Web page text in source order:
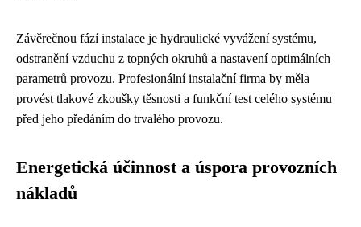
Závěrečnou fází instalace je hydraulické vyvážení systému,
odstranění vzduchu z topných okruhů a nastavení optimálních
parametrů provozu. Profesionální instalační firma by měla
provést tlakové zkoušky těsnosti a funkční test celého systému
před jeho předáním do trvalého provozu.
Energetická účinnost a úspora provozních
nákladů